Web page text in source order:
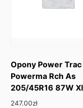
Opony Power Trac
Powerma Rch As
205/45R16 87W Xl
247.00zł